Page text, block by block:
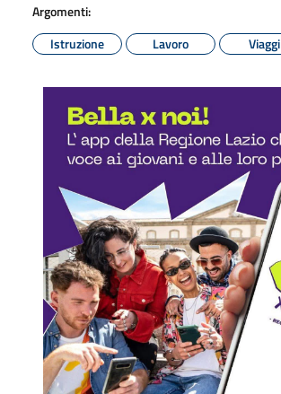
Argomenti:
Istruzione
Lavoro Viaggi